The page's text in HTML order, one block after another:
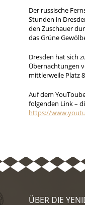
Der russische
Stunden in
den Zuschauer
das Grüne
Dresden hat sich
Übernachtungen
mittlerweile Platz
Auf dem
folgenden Link –
https://
ÜBER DIE